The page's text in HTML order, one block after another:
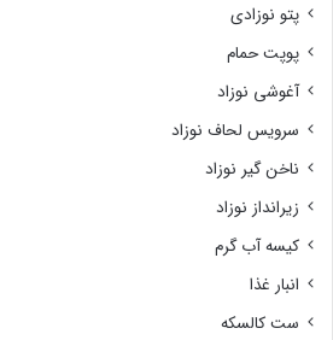
پتو نوزادی
پوپت حمام
آغوشی نوزاد
سرویس لحاف نوزاد
ناخن گیر نوزاد
زیرانداز نوزاد
کیسه آب گرم
انبار غذا
ست کالسکه